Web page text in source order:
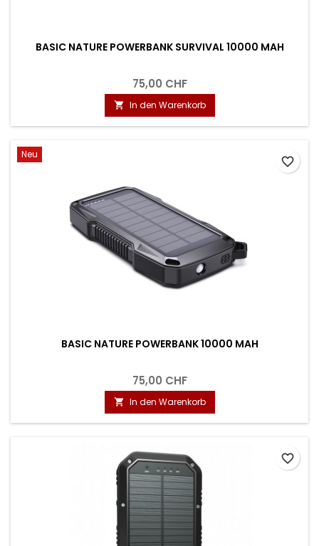
BASIC NATURE POWERBANK SURVIVAL 10000 MAH
75,00 CHF
 In den Warenkorb
Neu
BASIC NATURE POWERBANK 10000 MAH
75,00 CHF
 In den Warenkorb
favorite_border
favorite_border